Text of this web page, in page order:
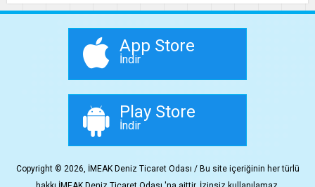
App Store
İndir
Play Store
İndir
Copyright © 2026, İMEAK Deniz Ticaret Odası / Bu site içeriğinin her türlü